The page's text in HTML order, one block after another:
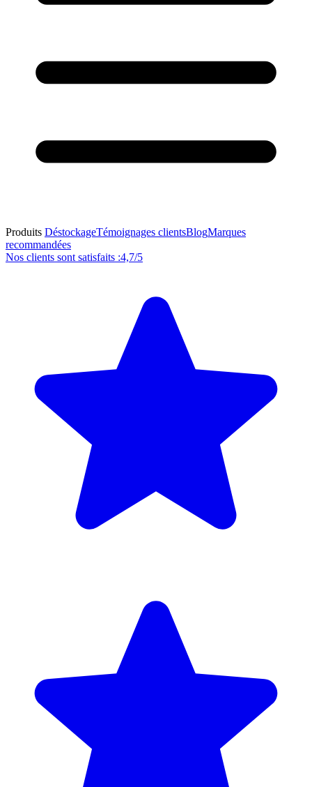
Produits DéstockageTémoignages clientsBlogMarques
recommandées
Nos clients sont satisfaits :4,7/5